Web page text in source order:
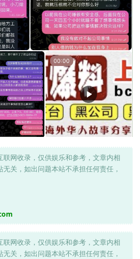
联网收录，仅供娱乐和参考，文章内相
关，如出问题本站不承担任何责任，
联网收录，仅供娱乐和参考，文章内相
关，如出问题本站不承担任何责任，